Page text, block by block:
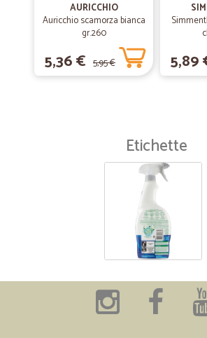
AURICCHIO
Auricchio scamorza bianca
gr.260
5,36 € 5,95 € 5,89
Etichette